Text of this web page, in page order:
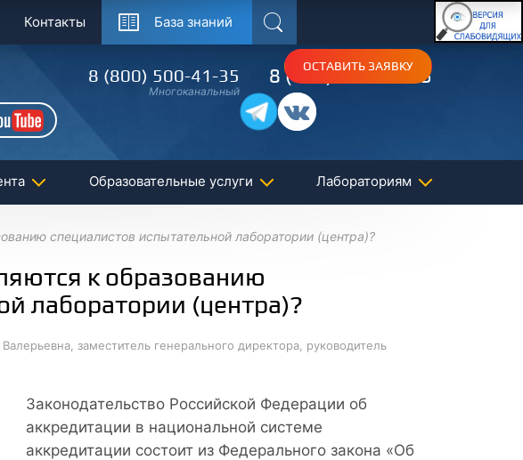
Контакты База знаний
Поиск
ОСТАВИТЬ ЗАЯВКУ
8 (800) 500-41-35
Многоканальный
8 (495) 150-54-53
Образовательные услуги Лабораториям
специалистов испытательной лаборатории (центра)?
к образованию
лаборатории (центра)?
Валерьевна, заместитель генерального директора, руководитель
Законодательство Российской Федерации об
аккредитации в национальной системе
аккредитации состоит из Федерального закона «Об